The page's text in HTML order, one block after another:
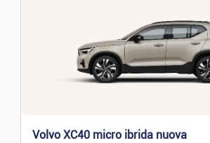
Volvo XC40 micro ibrida nuova